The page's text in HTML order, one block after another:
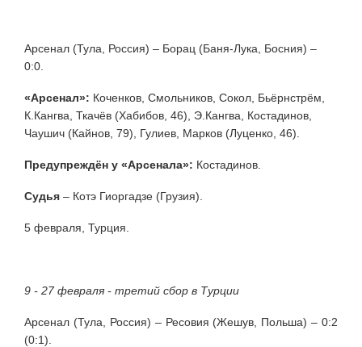
Арсенал (Тула, Россия) – Борац (Баня-Лука, Босния) –
0:0.
«Арсенал»: Коченков, Смольников, Сокол, Бьёрнстрём,
К.Кангва, Ткачёв (Хабибов, 46), Э.Кангва, Костадинов,
Чаушич (Кайнов, 79), Гулиев, Марков (Луценко, 46).
Предупреждён у «Арсенала»: Костадинов.
Судья – Котэ Гиоргадзе (Грузия).
5 февраля, Турция.
9 - 27 февраля - третий сбор в Турции
Арсенал (Тула, Россия) – Ресовия (Жешув, Польша) – 0:2
(0:1).